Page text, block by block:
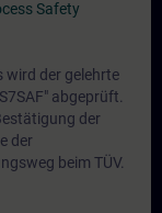
Safety
wird der gelehrte
abgeprüft.
der
der
beim TÜV.